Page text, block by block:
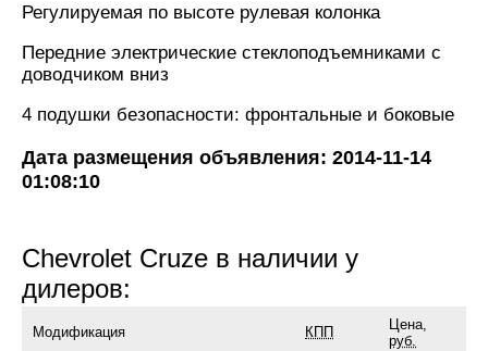
Регулируемая по высоте рулевая колонка
Передние электрические стеклоподъемниками с
доводчиком вниз
4 подушки безопасности: фронтальные и боковые
Дата размещения объявления: 2014-11-14
01:08:10
Chevrolet Cruze в наличии у
дилеров:
Модификация КПП
Цена,
руб.